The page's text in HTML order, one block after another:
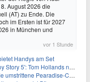
August 2026 die
(AT) zu Ende. Die
im Ersten ist für 2027
in München und
vor 1 Stunde
Handys am Set
Hollands neuer Film bricht alle Rekorde
Pearadise-Community